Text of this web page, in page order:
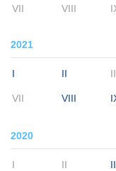
VII
VIII
2021
I II
VII VIII
2020
I II